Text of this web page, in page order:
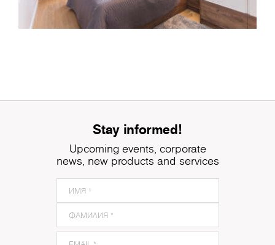
Stay informed!
Upcoming events, corporate
news, new products and services